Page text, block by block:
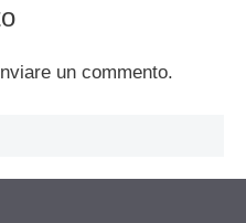
un commento.